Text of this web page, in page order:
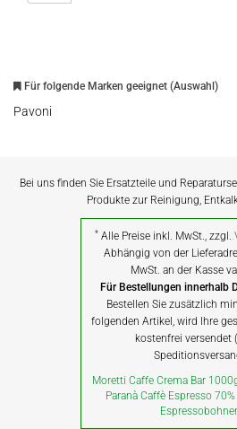
Für folgende Marken geeignet (Auswahl)
Pavoni
Bei uns finden Sie Ersatzteile und
Produkte zur Reinigung,
* Alle Preise inkl. MwSt., zzgl.
Abhängig von der
MwSt. an der Kasse
Für Bestellungen innerhalb
Bestellen Sie zusätzlich
folgenden Artikel, wird Ihre
kostenfrei versendet
Moretti Caffe Crema Bar
Paranà Caffè Espresso